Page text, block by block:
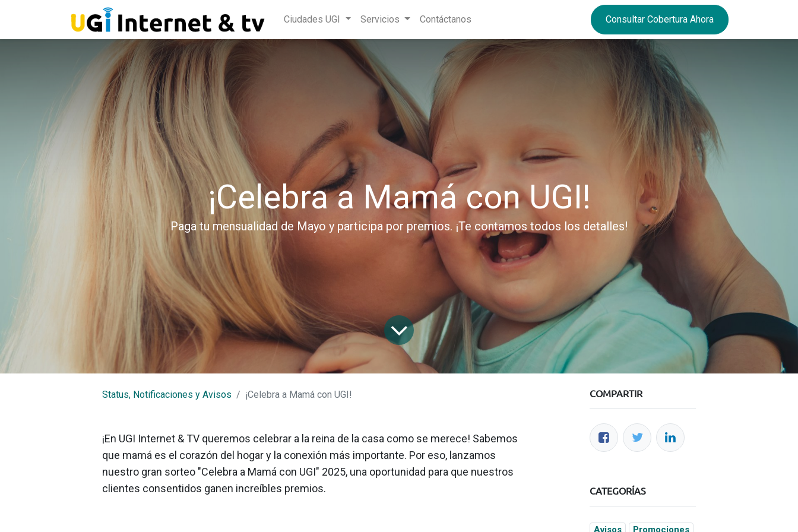
Ciudades UGI Servicios Contáctanos Consultar Cobertura Ahora
¡Celebra a Mamá con UGI!
Paga tu mensualidad de Mayo y participa por premios. ¡Te contamos todos los detalles!
Status, Notificaciones y Avisos ¡Celebra a Mamá con UGI!
¡En UGI Internet & TV queremos celebrar a la reina de la casa como se merece! Sabemos
que mamá es el corazón del hogar y la conexión más importante. Por eso, lanzamos
nuestro gran sorteo "Celebra a Mamá con UGI" 2025, una oportunidad para que nuestros
clientes consentidos ganen increíbles premios.
COMPARTIR
CATEGORÍAS
Avisos Promociones
Síguenos
Disponibilidad
Maltrata
Camerino Z. Mendoza
Nogales
Huiloapan de Cuauhtémoc
Río Blanco
Aprende más
Tecnología WiFi
Aprendizaje a distancia
Creadores de contenido
Streaming
Trabajo en casa
Preguntas frecuentes
Centro de ayuda
Prueba de velocidad
Velocidad promedio
Acerca de nosotros
Acerca de UGI
Blog
Colabora con nosotros